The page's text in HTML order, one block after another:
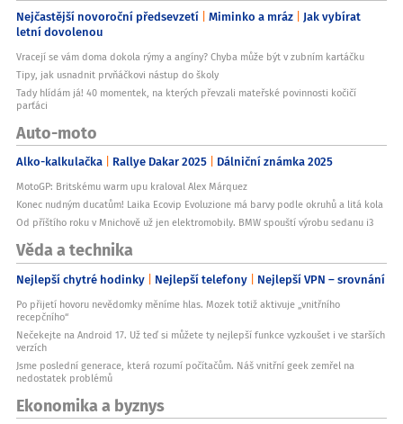
Nejčastější novoroční předsevzetí Miminko a mráz Jak vybírat
letní dovolenou
Vracejí se vám doma dokola rýmy a angíny? Chyba může být v zubním kartáčku
Tipy, jak usnadnit prvňáčkovi nástup do školy
Tady hlídám já! 40 momentek, na kterých převzali mateřské povinnosti kočičí
parťáci
Auto-moto
Alko-kalkulačka Rallye Dakar 2025 Dálniční známka 2025
MotoGP: Britskému warm upu kraloval Alex Márquez
Konec nudným ducatům! Laika Ecovip Evoluzione má barvy podle okruhů a litá kola
Od příštího roku v Mnichově už jen elektromobily. BMW spouští výrobu sedanu i3
Věda a technika
Nejlepší chytré hodinky Nejlepší telefony Nejlepší VPN – srovnání
Po přijetí hovoru nevědomky měníme hlas. Mozek totiž aktivuje „vnitřního
recepčního“
Nečekejte na Android 17. Už teď si můžete ty nejlepší funkce vyzkoušet i ve starších
verzích
Jsme poslední generace, která rozumí počítačům. Náš vnitřní geek zemřel na
nedostatek problémů
Ekonomika a byznys